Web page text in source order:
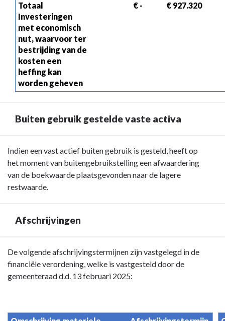
Totaal
Investeringen
met economisch
nut, waarvoor ter
bestrijding van de
kosten een
heffing kan
worden geheven
€ - € 927.320
Buiten gebruik gestelde vaste activa
Terug
naar
navigatie
activa
Indien een vast actief buiten gebruik is gesteld, heeft op
het moment van buitengebruikstelling een afwaardering
van de boekwaarde plaatsgevonden naar de lagere
restwaarde.
Afschrijvingen
Terug
naar
navigatie
activa
De volgende afschrijvingstermijnen zijn vastgelegd in de
financiële verordening, welke is vastgesteld door de
gemeenteraad d.d. 13 februari 2025: